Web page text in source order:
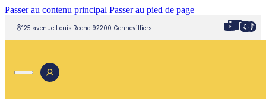
Passer au contenu principal Passer au pied de page
125 avenue Louis Roche 92200 Gennevilliers